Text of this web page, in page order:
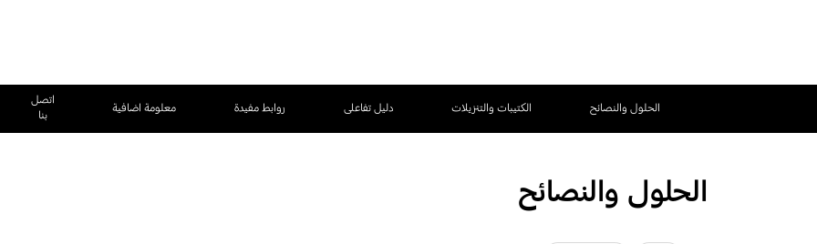
الحلول والنصائح الكتيبات والتنزيلات دليل تفاعلى روابط مفيدة معلومة اضافية
اتصل
بنا
الحلول والنصائح